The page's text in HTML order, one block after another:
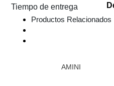
Tiempo de entrega
Productos Relacionados
AMINI